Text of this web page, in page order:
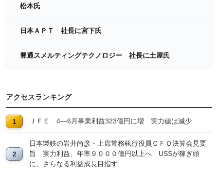
松本氏
日本ＡＰＴ 社長に宮下氏
豊通スメルティングテクノロジー 社長に土屋氏
アクセスランキング
ＪＦＥ 4―6月事業利益323億円に増 実力値は減少
日本製鉄の岩井尚彦・上席常務執行役員ＣＦＯ決算会見要
旨 実力利益、年率９０００億円以上へ USSが稼ぎ頭
に、さらなる利益成長目指す